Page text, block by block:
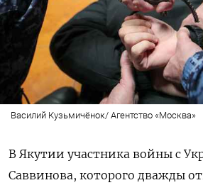
Василий Кузьмичёнок/ Агентство «Москва»
В Якутии участника войны с
Саввинова, которого дважды